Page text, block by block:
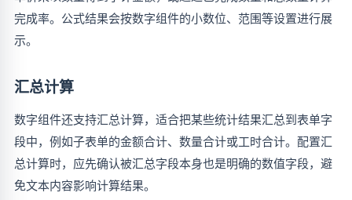
完成率。公式结果会按数字组件的小数位、范围等设置进行展
示。
汇总计算
数字组件还支持汇总计算，适合把某些统计结果汇总到表单字
段中，例如子表单的金额合计、数量合计或工时合计。配置汇
总计算时，应先确认被汇总字段本身也是明确的数值字段，避
免文本内容影响计算结果。